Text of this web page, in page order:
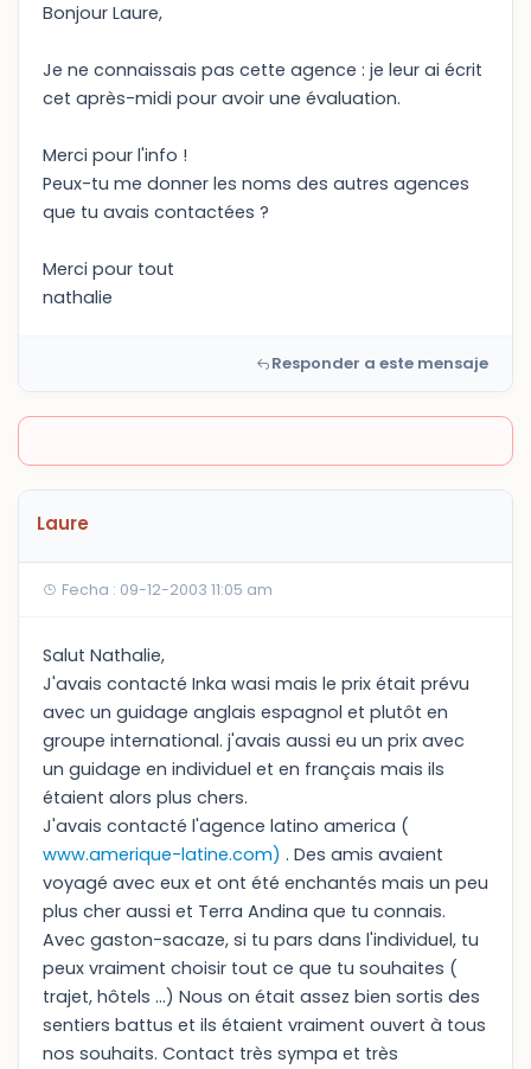
Bonjour Laure,
Je ne connaissais pas cette agence : je leur ai écrit
cet après-midi pour avoir une évaluation.
Merci pour l'info !
Peux-tu me donner les noms des autres agences
que tu avais contactées ?
Merci pour tout
nathalie
Responder a este mensaje
Laure
Fecha : 09-12-2003 11:05 am
Salut Nathalie,
J'avais contacté Inka wasi mais le prix était prévu
avec un guidage anglais espagnol et plutôt en
groupe international. j'avais aussi eu un prix avec
un guidage en individuel et en français mais ils
étaient alors plus chers.
J'avais contacté l'agence latino america (
www.amerique-latine.com) . Des amis avaient
voyagé avec eux et ont été enchantés mais un peu
plus cher aussi et Terra Andina que tu connais.
Avec gaston-sacaze, si tu pars dans l'individuel, tu
peux vraiment choisir tout ce que tu souhaites (
trajet, hôtels ...) Nous on était assez bien sortis des
sentiers battus et ils étaient vraiment ouvert à tous
nos souhaits. Contact très sympa et très